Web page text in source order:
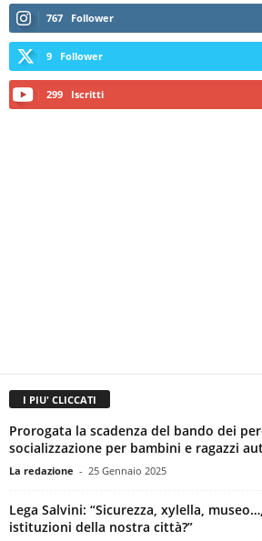
767 Follower
9 Follower
299 Iscritti
I PIU' CLICCATI
Prorogata la scadenza del bando dei
socializzazione per bambini e ragazzi
La redazione - 25 Gennaio 2025
Lega Salvini: “Sicurezza, xylella,
istituzioni della nostra città?”